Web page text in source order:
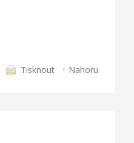
Tisknout ↑ Nahoru